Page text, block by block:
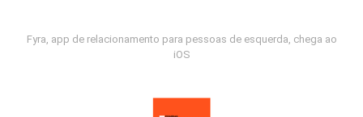
Fyra, app de relacionamento para pessoas de esquerda, chega ao
iOS